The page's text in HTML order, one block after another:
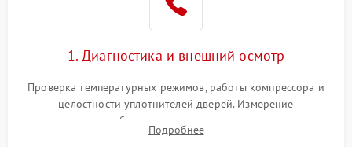
работе
2000 ₽ Подробнее →
1000 ₽
1. Диагностика и внешний осмотр
Проверка температурных режимов, работы компрессора и
целостности уплотнителей дверей. Измерение
сопротивления обмоток мотора, проверка термостата и
считывание кодов ошибок с электронного дисплея.
Подробнее